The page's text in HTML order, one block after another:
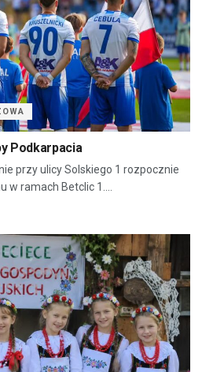
Podkarpacia
przy ulicy Solskiego 1 rozpocznie
w ramach Betclic 1....